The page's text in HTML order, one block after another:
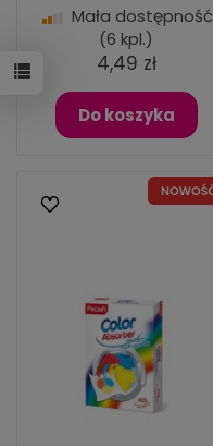
Mała dostępność
(6 kpl.)
4,49 zł
Do koszyka